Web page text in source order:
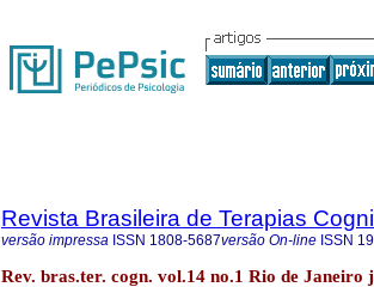
Revista Brasileira de Terapias
versão impressa ISSN 1808-5687versão On-line ISSN
Rev. bras.ter. cogn. vol.14 no.1 Rio de Janeiro